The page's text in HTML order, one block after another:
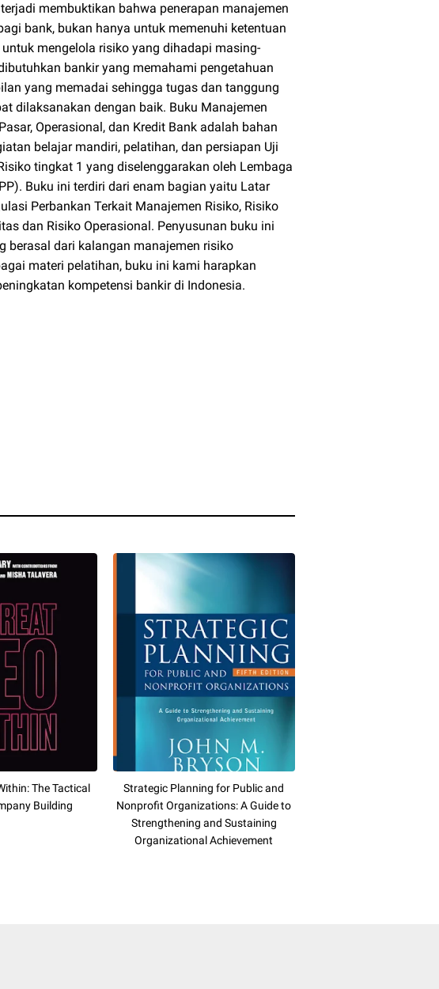
membuktikan bahwa penerapan manajemen
bank, bukan hanya untuk memenuhi ketentuan
mengelola risiko yang dihadapi masing-
bankir yang memahami pengetahuan
yang memadai sehingga tugas dan tanggung
dilaksanakan dengan baik. Buku Manajemen
Operasional, dan Kredit Bank adalah bahan
belajar mandiri, pelatihan, dan persiapan Uji
tingkat 1 yang diselenggarakan oleh Lembaga
Buku ini terdiri dari enam bagian yaitu Latar
Perbankan Terkait Manajemen Risiko, Risiko
dan Risiko Operasional. Penyusunan buku ini
berasal dari kalangan manajemen risiko
materi pelatihan, buku ini kami harapkan
kompetensi bankir di Indonesia.
The Tactical
Building
Strategic Planning for Public and
Nonprofit Organizations: A Guide to
Strengthening and Sustaining
Organizational Achievement